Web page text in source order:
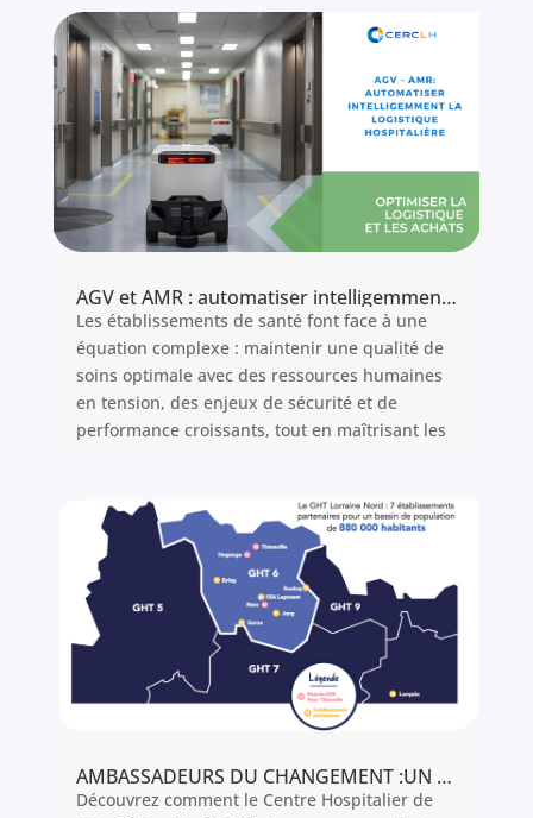
AGV et AMR : automatiser intelligemment la logistique hospitalière
Les établissements de santé font face à une
équation complexe : maintenir une qualité de
soins optimale avec des ressources humaines
en tension, des enjeux de sécurité et de
performance croissants, tout en maîtrisant les
et AMR, vous présente les bénéfices
mesurables et les conditions de réussite, en les
intégrant dans la logique du schéma directeur
logistique.
Lire l'article
AMBASSADEURS DU CHANGEMENT :UN DÉPLOIEMENT RÉUSSI DE LINK PARCOURS AU CHR METZ-THIONVILLE
Découvrez comment le Centre Hospitalier de